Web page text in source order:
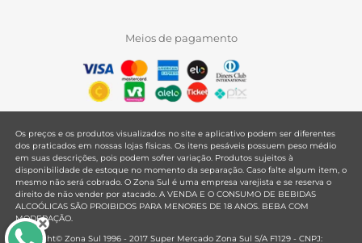
Meios de pagamento
Os preços e os produtos visualizados no site e aplicativo podem ser diferentes
dos praticados em nossas lojas físicas. Os itens pesáveis possuem peso médio
em suas descrições, pois podem sofrer variação. Produtos sujeitos à
disponibilidade de estoque no momento da separação. Caso falte algum item, o
mesmo não será cobrado. O Zona Sul é uma empresa varejista e se reserva o
direito de não vender por atacado. A VENDA E O CONSUMO DE BEBIDAS
ALCOÓLICAS SÃO PROIBIDOS PARA MENORES DE 18 ANOS. BEBA COM
MODERAÇÃO.
Copyright© Zona Sul 1996 - 2017 Super Mercado Zona Sul S/A F1129 - CNPJ: